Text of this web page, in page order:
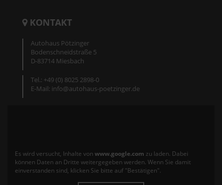
KONTAKT
Autohaus Pötzinger
Bodenschneidstraße 5
D-83714 Miesbach
Tel.: +49 (0) 8025 2898-0
E-Mail: info@autohaus-poetzinger.de
Es wird versucht, Inhalte von www.google.com zu laden. Dabei
können Daten an Dritte weitergegeben werden. Wenn Sie damit
einverstanden sind, klicken Sie bitte auf "Bestätigen".